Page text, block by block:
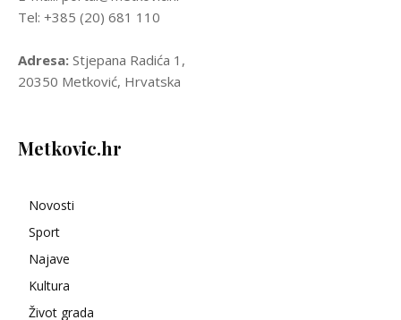
Tel: +385 (20) 681 110
Adresa: Stjepana Radića 1,
20350 Metković, Hrvatska
Metkovic.hr
Novosti
Sport
Najave
Kultura
Život grada